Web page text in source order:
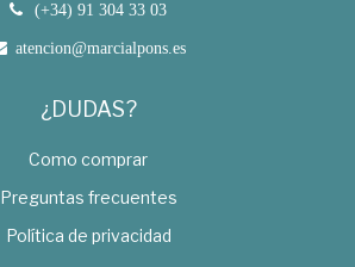
(+34) 91 304 33 03
atencion@marcialpons.es
¿DUDAS?
Como comprar
Preguntas frecuentes
Política de privacidad